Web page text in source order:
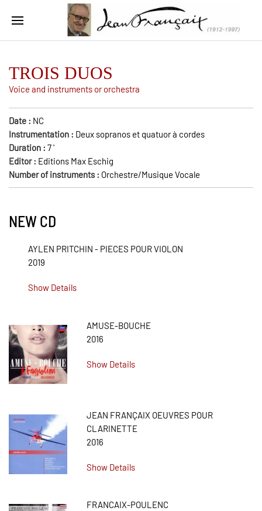
TROIS DUOS
Voice and instruments or orchestra
Date : NC
Instrumentation : Deux sopranos et quatuor à cordes
Duration : 7'
Editor : Editions Max Eschig
Number of instruments : Orchestre/Musique Vocale
NEW CD
AYLEN PRITCHIN - PIECES POUR VIOLON
2019
Show Details
AMUSE-BOUCHE
2016
Show Details
JEAN FRANÇAIX OEUVRES POUR
CLARINETTE
2016
Show Details
FRANCAIX-POULENC